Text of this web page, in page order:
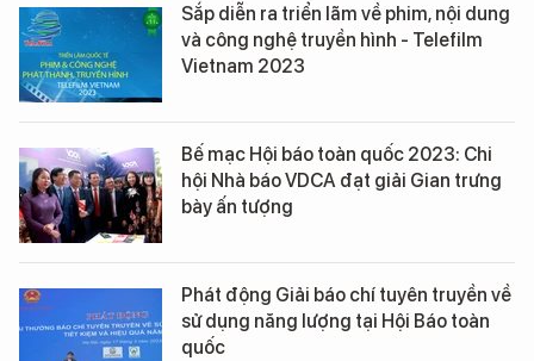
Sắp diễn ra triển lãm về phim, nội dung
và công nghệ truyền hình - Telefilm
Vietnam 2023
Bế mạc Hội báo toàn quốc 2023: Chi
hội Nhà báo VDCA đạt giải Gian trưng
bày ấn tượng
Phát động Giải báo chí tuyên truyền về
sử dụng năng lượng tại Hội Báo toàn
quốc